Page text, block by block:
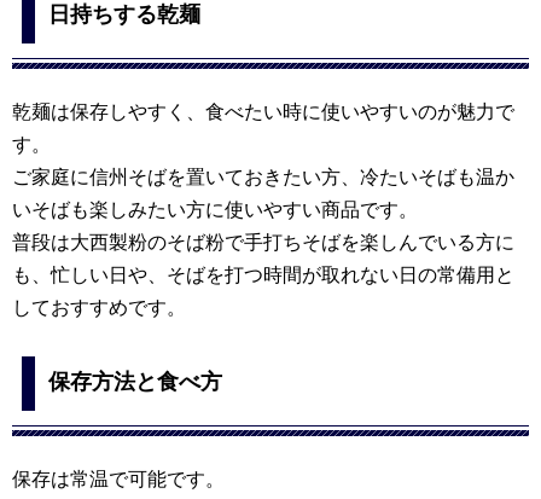
日持ちする乾麺
乾麺は保存しやすく、食べたい時に使いやすいのが魅力で
す。
ご家庭に信州そばを置いておきたい方、冷たいそばも温か
いそばも楽しみたい方に使いやすい商品です。
普段は大西製粉のそば粉で手打ちそばを楽しんでいる方に
も、忙しい日や、そばを打つ時間が取れない日の常備用と
しておすすめです。
保存方法と食べ方
保存は常温で可能です。